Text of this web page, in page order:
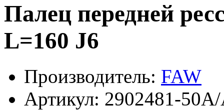
Палец передней
L=160 J6
Производитель: FAW
Артикул: 2902481-